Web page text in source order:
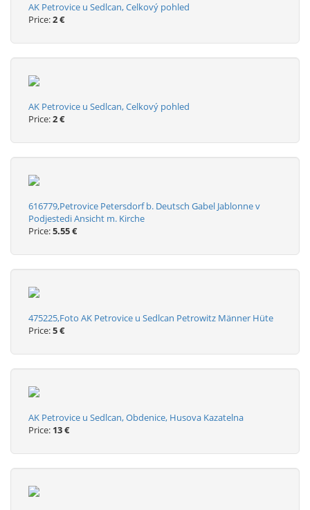
AK Petrovice u Sedlcan, Celkový pohled
Price:2 €
AK Petrovice u Sedlcan, Celkový pohled
Price:2 €
616779,Petrovice Petersdorf b. Deutsch Gabel Jablonne v
Podjestedi Ansicht m. Kirche
Price:5.55 €
475225,Foto AK Petrovice u Sedlcan Petrowitz Männer Hüte
Price:5 €
AK Petrovice u Sedlcan, Obdenice, Husova Kazatelna
Price: 13 €